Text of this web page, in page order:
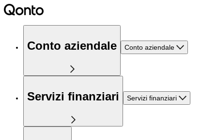
Conto aziendale Conto aziendale
Servizi finanziari Servizi finanziari